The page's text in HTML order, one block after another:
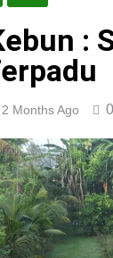
:
2 Months Ago 0